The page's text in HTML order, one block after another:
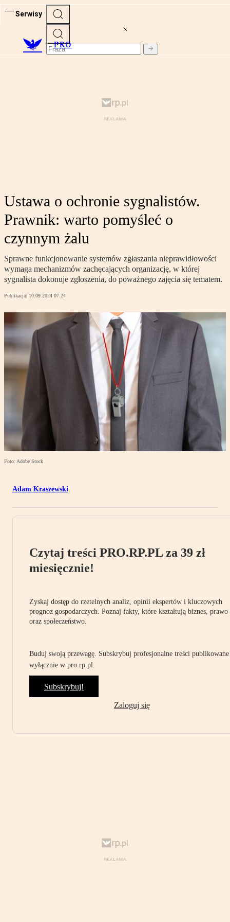
Serwisy
PRO
Ustawa o ochronie sygnalistów.
Prawnik: warto pomyśleć o
czynnym żalu
Sprawne funkcjonowanie systemów zgłaszania nieprawidłowości
wymaga mechanizmów zachęcających organizację, w której
sygnalista dokonuje zgłoszenia, do poważnego zajęcia się tematem.
Publikacja: 10.09.2024 07:24
Foto: Adobe Stock
Adam Kraszewski
Czytaj treści PRO.RP.PL za 39 zł
miesięcznie!
Zyskaj dostęp do rzetelnych analiz, opinii ekspertów i kluczowych
prognoz gospodarczych. Poznaj fakty, które kształtują biznes, prawo
oraz społeczeństwo.
Buduj swoją przewagę. Subskrybuj profesjonalne treści publikowane
wyłącznie w pro.rp.pl.
Subskrybuj!
Zaloguj się